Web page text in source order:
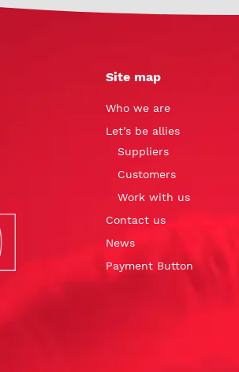
Site map
Who we are
Let’s be allies
Suppliers
Customers
Work with us
Contact us
News
Payment Button